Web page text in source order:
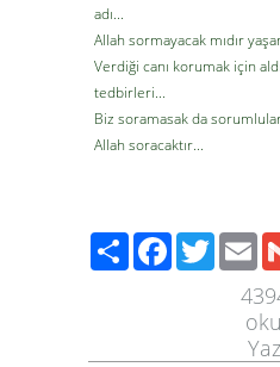
adı...
Allah sormayacak mıdır
Verdiği canı korumak için
tedbirleri...
Biz soramasak da
Allah soracaktır...
PaylaşFacebook
Twitter